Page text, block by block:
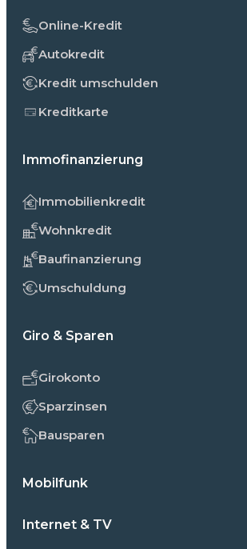
Online-Kredit
Autokredit
Kredit umschulden
Kreditkarte
Immofinanzierung
Immobilienkredit
Wohnkredit
Baufinanzierung
Umschuldung
Giro & Sparen
Girokonto
Sparzinsen
Bausparen
Mobilfunk
Internet & TV